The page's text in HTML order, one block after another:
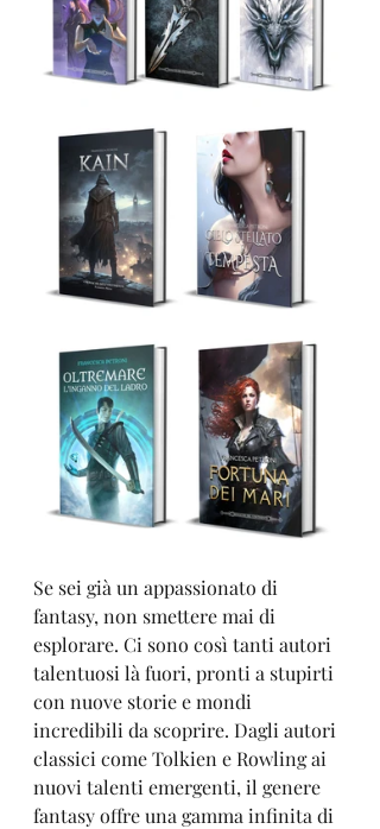
Se sei già un appassionato di
fantasy, non smettere mai di
esplorare. Ci sono così tanti autori
talentuosi là fuori, pronti a stupirti
con nuove storie e mondi
incredibili da scoprire. Dagli autori
classici come Tolkien e Rowling ai
nuovi talenti emergenti, il genere
fantasy offre una gamma infinita di